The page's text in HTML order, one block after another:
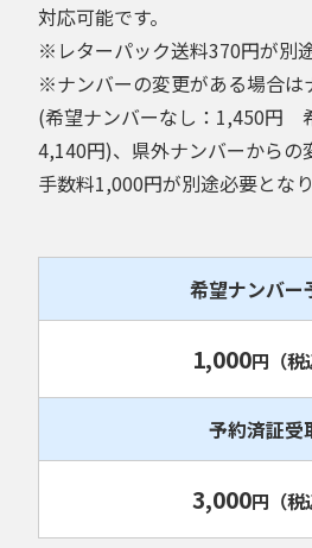
対応可能です。
※レターパック送料370円が別
※ナンバーの変更がある場合は
(希望ナンバーなし：1,450円
4,140円)、県外ナンバーからの
手数料1,000円が別途必要となり
希望ナンバー
1,000円 （税
予約済証受
3,000円 （税